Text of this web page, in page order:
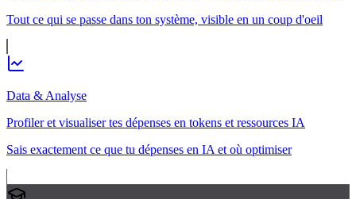
Tout ce qui se passe dans ton système, visible en un coup d'oeil
Data & Analyse
Profiler et visualiser tes dépenses en tokens et ressources IA
Sais exactement ce que tu dépenses en IA et où optimiser